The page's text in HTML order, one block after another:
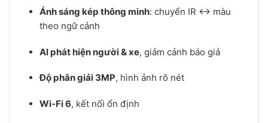
Ánh sáng kép thông minh: chuyển IR ↔ màu
theo ngữ cảnh
AI phát hiện người & xe, giảm cảnh báo giả
Độ phân giải 3MP, hình ảnh rõ nét
Wi-Fi 6, kết nối ổn định